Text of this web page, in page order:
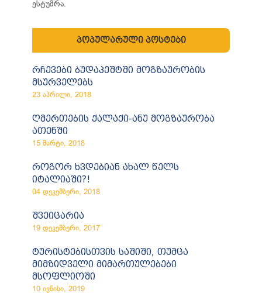
ესტუმრა.
პოპულარული პოსტები
რჩევები ბუდაპეშტში მოგზაურობის
მსურველებს
23 აპრილი, 2018
ღმერთების ქალაქი-ანუ მოგზაურობა
ათენში
15 მარტი, 2018
როგორ ხვდებიან ახალ წელს
იტალიაში?!
04 დეკემბერი, 2018
შვეიცარია
19 დეკემბერი, 2017
ტურისტებისთვის საშიში, თუმცა
მიმზიდველი მიმართულებები
მსოფლიოში
10 ივნისი, 2019